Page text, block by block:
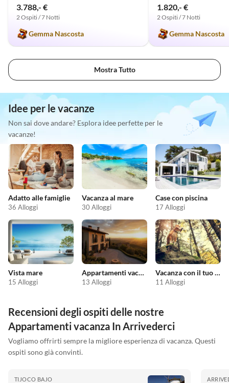
3.788,- €
2 Ospiti / 7 Notti
Gemma Nascosta
1.820,- €
2 Ospiti / 7 Notti
Gemma Nascosta
Mostra Tutto
Idee per le vacanze
Non sai dove andare? Esplora idee perfette per le
vacanze!
Adatto alle famiglie
36 Alloggi
Vacanza al mare
30 Alloggi
Case con piscina
17 Alloggi
Vista mare
15 Alloggi
Appartamenti vacanze economici
13 Alloggi
Vacanza con il tuo cane
11 Alloggi
Recensioni degli ospiti delle nostre
Appartamenti vacanza In Arrivederci
Vogliamo offrirti sempre la migliore esperienza di vacanza. Questi
ospiti sono già convinti.
TIJOCO BAJO